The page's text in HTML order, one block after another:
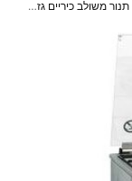
תנור משולב כיריים גז